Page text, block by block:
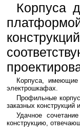
Корпуса
Корпуса, имеющие
электрошкафах.
Профильные
заказных конструкций
Удачное
конструкцию,